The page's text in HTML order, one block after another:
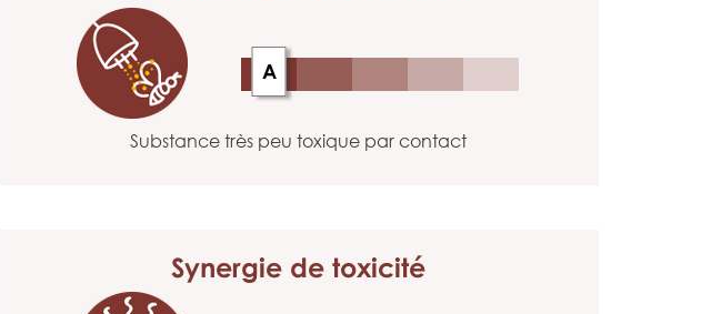
A
Substance très peu toxique par contact
Synergiede toxicité